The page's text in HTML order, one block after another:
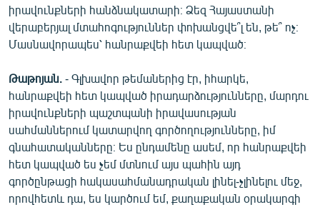
ԱՐԽԻՎ
ՏԵՍԱՆՅՈՒԹԵՐ
ՁԳՏԵԼՈՎ ԼԱՎԱԳՈՒՅՆԻՆ
ՓՈԴՔԱՍԹ
Հայերեն
English
Русский
իրավունքների հանձնակատարի։ Ձեզ Հայաստանի
վերաբերյալ մտահոգություններ փոխանցվե՞լ են, թե՞ ոչ։
Մասնավորապես՝ հանրաքվեի հետ կապված։
Թաթոյան. - Գլխավոր թեմաներից էր, իհարկե,
հանրաքվեի հետ կապված իրադարձությունները, մարդու
իրավունքների պաշտպանի իրավասության
սահմաններում կատարվող գործողությունները, իմ
գնահատականները։ Ես ընդամենը ասեմ, որ հանրաքվեի
հետ կապված ես չեմ մտնում այս պահին այդ
գործընթացի հակասահմանադրական լինել-չլինելու մեջ,
որովհետև դա, ես կարծում եմ, քաղաքական օրակարգի